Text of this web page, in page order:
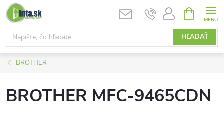
Prejsť
na
obsah
HĽADAŤ
KOŠÍK
BROTHER
BROTHER MFC-9465CDN